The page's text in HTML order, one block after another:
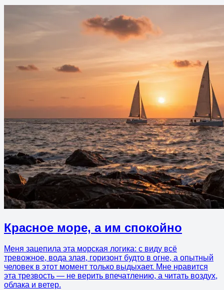
Красное море, а им спокойно
Меня зацепила эта морская логика: с виду всё
тревожное, вода злая, горизонт будто в огне, а опытный
человек в этот момент только выдыхает. Мне нравится
эта трезвость — не верить впечатлению, а читать воздух,
облака и ветер.